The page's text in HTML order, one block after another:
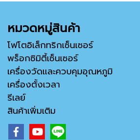
หมวดหมู่สินค้า
โฟโตอิเล็กทริกเซ็นเซอร์
พร็อกซิมิตี้เซ็นเซอร์
เครื่องวัดและควบคุมอุณหภูมิ
เครื่องตั้งเวลา
รีเลย์
สินค้าเพิ่มเติม